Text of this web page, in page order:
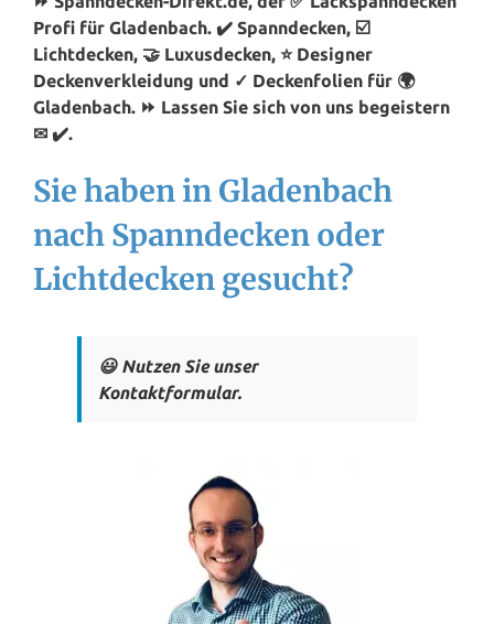
Profi für Gladenbach. ✔️ Spanndecken, ☑️
Lichtdecken, 🤝 Luxusdecken, ⭐ Designer
Deckenverkleidung und ✓ Deckenfolien für 🌍
Gladenbach. ⏩ Lassen Sie sich von uns begeistern
✉ ✔️.
Sie haben in Gladenbach
nach Spanndecken oder
Lichtdecken gesucht?
😃 Nutzen Sie unser
Kontaktformular.